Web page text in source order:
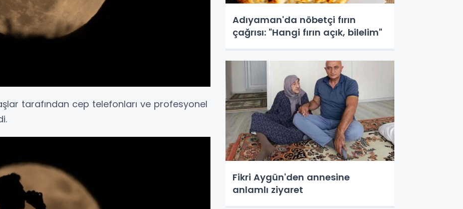
tarafından cep telefonları ve profesyonel
Adıyaman'da nöbetçi fırın
çağrısı: "Hangi fırın açık, bilelim"
Fikri Aygün'den annesine
anlamlı ziyaret